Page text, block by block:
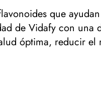
que
de Vidafy con una
óptima, reducir el